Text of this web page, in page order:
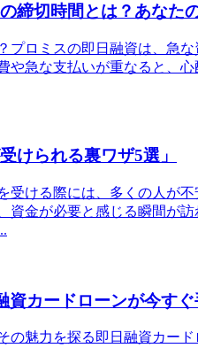
締切時間とは？あなた
プロミスの即日融資は、急
や急な支払いが重なると、
けられる裏ワザ5選」
受ける際には、多くの人が
資金が必要と感じる瞬間が
資カードローンが今すぐ
の魅力を探る即日融資カー